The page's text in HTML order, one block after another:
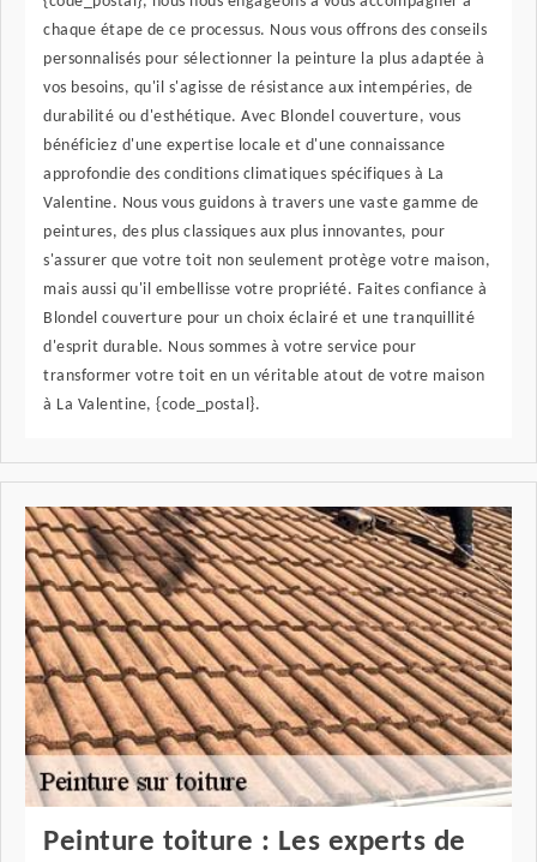
chaque étape de ce processus. Nous vous offrons des conseils
personnalisés pour sélectionner la peinture la plus adaptée à
vos besoins, qu'il s'agisse de résistance aux intempéries, de
durabilité ou d'esthétique. Avec Blondel couverture, vous
bénéficiez d'une expertise locale et d'une connaissance
approfondie des conditions climatiques spécifiques à La
Valentine. Nous vous guidons à travers une vaste gamme de
peintures, des plus classiques aux plus innovantes, pour
s'assurer que votre toit non seulement protège votre maison,
mais aussi qu'il embellisse votre propriété. Faites confiance à
Blondel couverture pour un choix éclairé et une tranquillité
d'esprit durable. Nous sommes à votre service pour
transformer votre toit en un véritable atout de votre maison
à La Valentine, {code_postal}.
Peinture toiture : Les experts de